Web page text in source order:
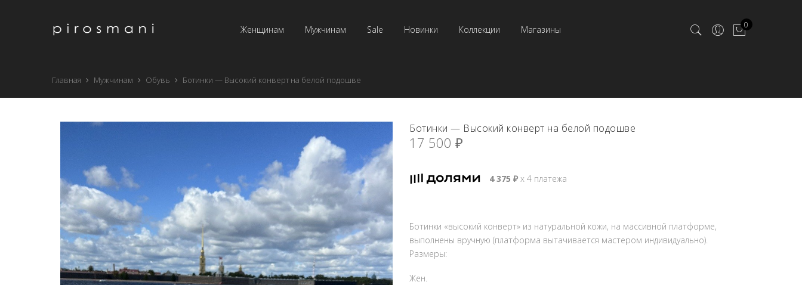
Женщинам Мужчинам Sale Новинки Коллекции Магазины 0
Главная Мужчинам Обувь Ботинки — Высокий конверт на белой подошве
Ботинки — Высокий конверт на белой подошве
17 500 ₽
4 375 ₽ х 4 платежа
Ботинки «высокий конверт» из натуральной кожи, на массивной платформе,
выполнены вручную (платформа вытачивается мастером индивидуально).
Размеры:
Жен.